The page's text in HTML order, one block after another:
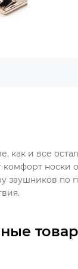
как и все
комфорт носки
заушников по